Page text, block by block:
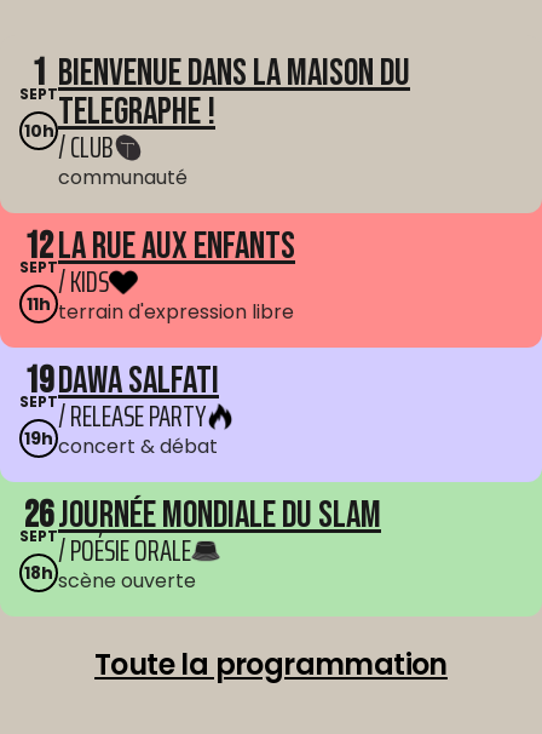
1
SEPT
10h
Bienvenue dans La Maison du
Telegraphe !
/ CLUB
communauté
12
SEPT
11h
La Rue aux enfants
/ KIDS
terrain d'expression libre
19
SEPT
19h
Dawa Salfati
/ RELEASE PARTY
concert & débat
26
SEPT
18h
Journée mondiale du Slam
/ POÉSIE ORALE
scène ouverte
Toute la programmation